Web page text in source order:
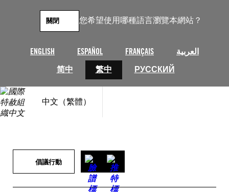
您希望使用哪種語言瀏覽本網站？
ENGLISH ESPAÑOL FRANÇAIS
العربية
简中
繁中 РУССКИЙ
關閉
中文（繁體）
倡議行動